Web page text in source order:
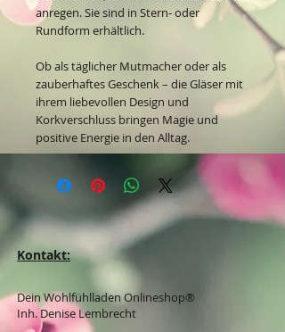
anregen. Sie sind in Stern- oder
Rundform erhältlich.
Ob als täglicher Mutmacher oder als
zauberhaftes Geschenk – die Gläser mit
ihrem liebevollen Design und
Korkverschluss bringen Magie und
positive Energie in den Alltag.
Kontakt:
Dein Wohlfühlladen Onlineshop®
Inh. Denise Lembrecht